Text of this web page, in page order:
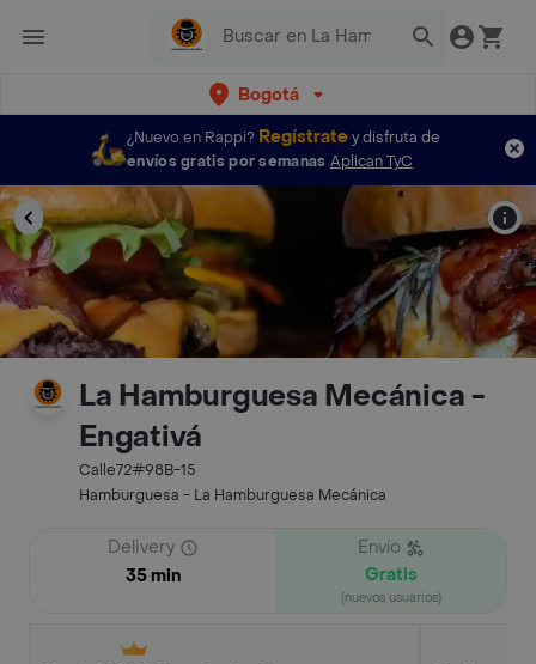
Bogotá
¿Nuevo en Rappi? Regístratey disfruta de
envíos gratis por semanas Aplican TyC
La Hamburguesa Mecánica -
Engativá
Calle72#98B-15
Hamburguesa - La Hamburguesa Mecánica
Delivery
35 min
Envío
Gratis
(nuevos usuarios)